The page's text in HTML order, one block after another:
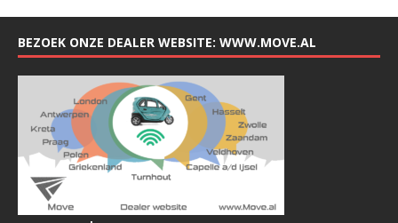
BEZOEK ONZE DEALER WEBSITE: WWW.MOVE.AL